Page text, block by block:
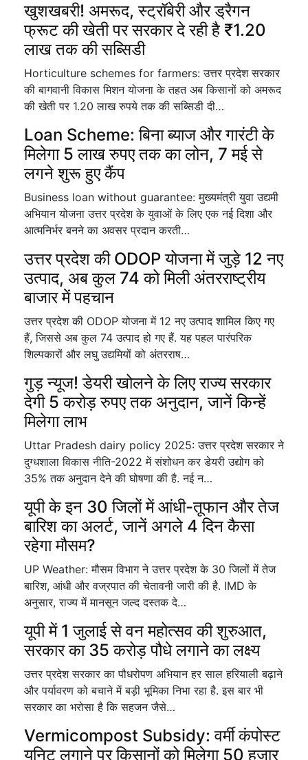
खुशखबरी! अमरूद, स्ट्रॉबेरी और ड्रैगन
फ्रूट की खेती पर सरकार दे रही है ₹1.20
लाख तक की सब्सिडी
Horticulture schemes for farmers: उत्तर प्रदेश सरकार
की बागवानी विकास मिशन योजना के तहत अब किसानों को अमरूद
की खेती पर 1.20 लाख रुपये तक की सब्सिडी दी…
Loan Scheme: बिना ब्याज और गारंटी के
मिलेगा 5 लाख रुपए तक का लोन, 7 मई से
लगने शुरू हुए कैंप
Business loan without guarantee: मुख्यमंत्री युवा उद्यमी
अभियान योजना उत्तर प्रदेश के युवाओं के लिए एक नई दिशा और
आत्मनिर्भर बनने का अवसर प्रदान करती…
उत्तर प्रदेश की ODOP योजना में जुड़े 12 नए
उत्पाद, अब कुल 74 को मिली अंतरराष्ट्रीय
बाजार में पहचान
उत्तर प्रदेश की ODOP योजना में 12 नए उत्पाद शामिल किए गए
हैं, जिससे अब कुल 74 उत्पाद हो गए हैं. यह पहल पारंपरिक
शिल्पकारों और लघु उद्यमियों को अंतरराष…
गुड़ न्यूज! डेयरी खोलने के लिए राज्य सरकार
देगी 5 करोड़ रुपए तक अनुदान, जानें किन्हें
मिलेगा लाभ
Uttar Pradesh dairy policy 2025: उत्तर प्रदेश सरकार ने
दुग्धशाला विकास नीति-2022 में संशोधन कर डेयरी उद्योग को
35% तक अनुदान देने की घोषणा की है. नई न…
यूपी के इन 30 जिलों में आंधी-तूफान और तेज
बारिश का अलर्ट, जानें अगले 4 दिन कैसा
रहेगा मौसम?
UP Weather: मौसम विभाग ने उत्तर प्रदेश के 30 जिलों में तेज
बारिश, आंधी और वज्रपात की चेतावनी जारी की है. IMD के
अनुसार, राज्य में मानसून जल्द दस्तक दे…
यूपी में 1 जुलाई से वन महोत्सव की शुरुआत,
सरकार का 35 करोड़ पौधे लगाने का लक्ष्य
उत्तर प्रदेश सरकार का पौधरोपण अभियान हर साल हरियाली बढ़ाने
और पर्यावरण को बचाने में बड़ी भूमिका निभा रहा है. इस बार भी
सरकार का भरोसा है कि सहजन जैसे…
Vermicompost Subsidy: वर्मी कंपोस्ट
यूनिट लगाने पर किसानों को मिलेगा 50 हजार